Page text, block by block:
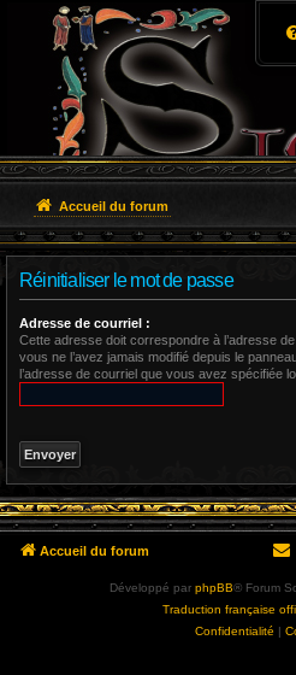
Accueil du forum
Réinitialiser le mot de passe
Adresse de courriel :
Cette adresse doit correspondre à l’adresse
vous ne l’avez jamais modifié depuis le
l’adresse de courriel que vous avez spécifiée
Accueil du forum
Développé par phpBB® Forum
Traduction française
Confidentialité |